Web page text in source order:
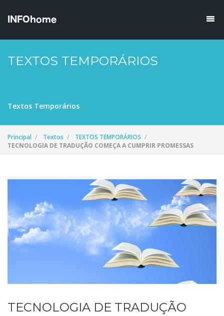
TEXTOS TEMPORÁRIOS
Textos Temporários
Principal Textos
TEXTOS TEMPORÁRIOS
TECNOLOGIA DE TRADUÇÃO COMEÇA A CUMPRIR PROMESSAS
TECNOLOGIA DE TRADUÇÃO